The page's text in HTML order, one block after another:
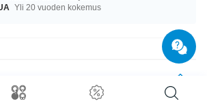
Yli 20 vuoden kokemus
1.2 mm. Valittavanasi ovat pituudet 5 mm–12